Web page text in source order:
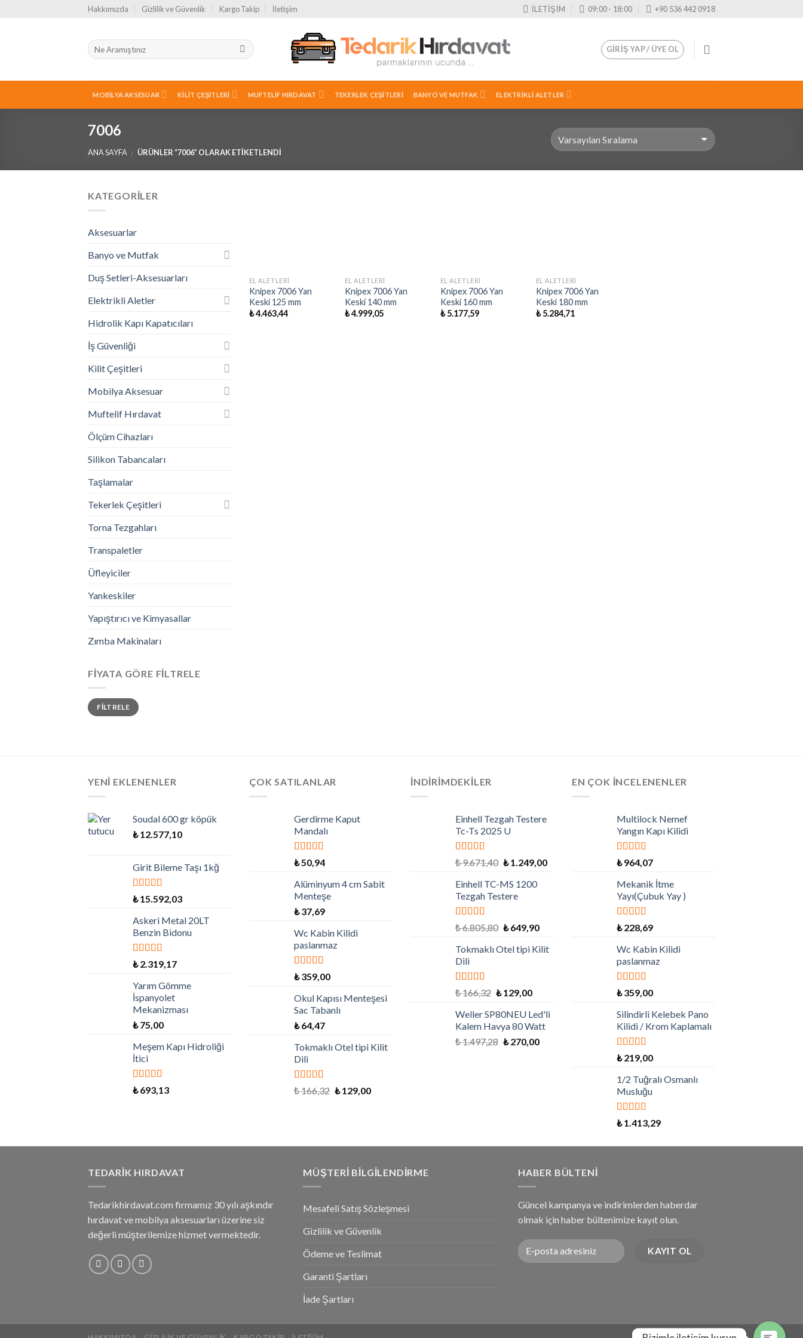
Hakkımızda Gizlilik ve Güvenlik Kargo Takip İletişim İLETİŞİM 09:00 - 18:00 +90 536 442 0918
GIRIŞ YAP / ÜYE OL
MOBILYA AKSESUAR KILIT ÇEŞITLERI MUFTELIF HIRDAVAT TEKERLEK ÇEŞITLERI BANYO VE MUTFAK ELEKTRIKLI ALETLER
7006
ANA SAYFA / ÜRÜNLER “7006” OLARAK ETIKETLENDI
KATEGORILER
Aksesuarlar
Banyo ve Mutfak
Duş Setleri-Aksesuarları
Elektrikli Aletler
Hidrolik Kapı Kapatıcıları
İş Güvenliği
Kilit Çeşitleri
Mobilya Aksesuar
Muftelif Hırdavat
Ölçüm Cihazları
Silikon Tabancaları
Taşlamalar
Tekerlek Çeşitleri
Torna Tezgahları
Transpaletler
Üfleyiciler
Yankeskiler
Yapıştırıcı ve Kimyasallar
Zımba Makinaları
FIYATA GÖRE FILTRELE
FILTRELE
EL ALETLERI
Knipex 7006 Yan
Keski 125 mm
₺4.463,44
EL ALETLERI
Knipex 7006 Yan
Keski 140 mm
₺4.999,05
EL ALETLERI
Knipex 7006 Yan
Keski 160 mm
₺5.177,59
EL ALETLERI
Knipex 7006 Yan
Keski 180 mm
₺5.284,71
YENI EKLENENLER
Soudal 600 gr köpük
₺12.577,10
Girit Bileme Taşı 1kğ
5 üzerinden
oy aldı
₺15.592,03
Askeri Metal 20LT
Benzin Bidonu
5 üzerinden
oy aldı
₺2.319,17
Yarım Gömme
İspanyolet
Mekanizması
₺75,00
Meşem Kapı Hidroliği
İtici
5 üzerinden
oy aldı
₺693,13
ÇOK SATILANLAR
Gerdirme Kaput
Mandalı
5 üzerinden
oy aldı
₺50,94
Alüminyum 4 cm Sabit
Menteşe
₺37,69
Wc Kabin Kilidi
paslanmaz
5 üzerinden
oy aldı
₺359,00
Okul Kapısı Menteşesi
Sac Tabanlı
₺64,47
Tokmaklı Otel tipi Kilit
Dili
5 üzerinden
oy aldı
₺166,32 ₺129,00
İNDIRIMDEKILER
Einhell Tezgah Testere
Tc-Ts 2025 U
5 üzerinden
oy aldı
₺9.671,40 ₺1.249,00
Einhell TC-MS 1200
Tezgah Testere
5 üzerinden
oy aldı
₺6.805,80 ₺649,90
Tokmaklı Otel tipi Kilit
Dili
5 üzerinden
oy aldı
₺166,32 ₺129,00
Weller SP80NEU Led'li
Kalem Havya 80 Watt
₺1.497,28 ₺270,00
EN ÇOK İNCELENENLER
Multilock Nemef
Yangın Kapı Kilidi
5 üzerinden
oy aldı
₺964,07
Mekanik İtme
Yayı(Çubuk Yay )
5 üzerinden
oy aldı
₺228,69
Wc Kabin Kilidi
paslanmaz
5 üzerinden
oy aldı
₺359,00
Silindirli Kelebek Pano
Kilidi / Krom Kaplamalı
5 üzerinden
oy aldı
₺219,00
1/2 Tuğralı Osmanlı
Musluğu
5 üzerinden
oy aldı
₺1.413,29
TEDARIK HIRDAVAT
Tedarikhirdavat.com firmamız 30 yılı aşkındır
hırdavat ve mobilya aksesuarları üzerine siz
değerli müşterilemize hizmet vermektedir.
MÜŞTERI BILGILENDIRME
Mesafeli Satış Sözleşmesi
Gizlilik ve Güvenlik
Ödeme ve Teslimat
Garanti Şartları
İade Şartları
HABER BÜLTENI
Güncel kampanya ve indirimlerden haberdar
olmak için haber bültenimize kayıt olun.